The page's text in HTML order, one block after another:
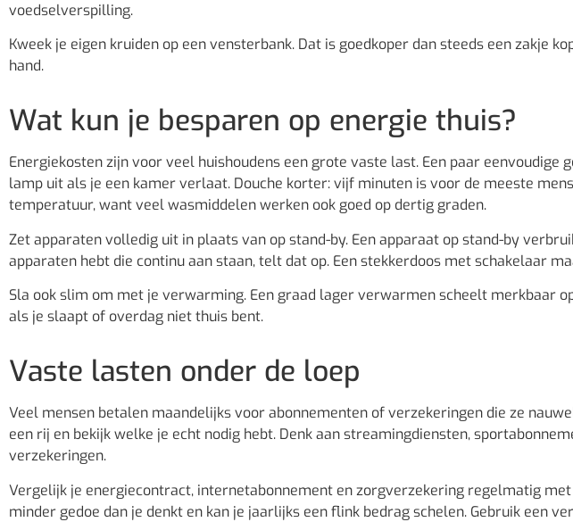
voedselverspilling.
Kweek je eigen kruiden op een vensterbank. Dat is goedkoper dan steeds een zakje
hand.
Wat kun je besparen op energie thuis?
Energiekosten zijn voor veel huishoudens een grote vaste last. Een paar eenvoudige
lamp uit als je een kamer verlaat. Douche korter: vijf minuten is voor de meeste
temperatuur, want veel wasmiddelen werken ook goed op dertig graden.
Zet apparaten volledig uit in plaats van op stand-by. Een apparaat op stand-by
apparaten hebt die continu aan staan, telt dat op. Een stekkerdoos met schakelaar
Sla ook slim om met je verwarming. Een graad lager verwarmen scheelt merkbaar
als je slaapt of overdag niet thuis bent.
Vaste lasten onder de loep
Veel mensen betalen maandelijks voor abonnementen of verzekeringen die ze
een rij en bekijk welke je echt nodig hebt. Denk aan streamingdiensten,
verzekeringen.
Vergelijk je energiecontract, internetabonnement en zorgverzekering regelmatig
minder gedoe dan je denkt en kan je jaarlijks een flink bedrag schelen. Gebruik een